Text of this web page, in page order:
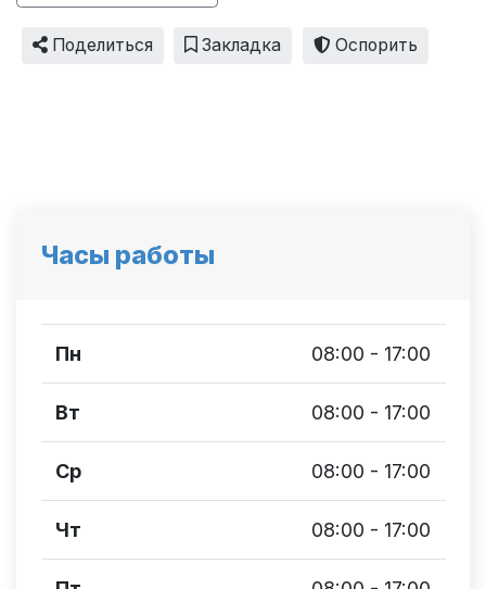
Поделиться Закладка Оспорить
Часы работы
Пн 08:00 - 17:00
Вт 08:00 - 17:00
Ср 08:00 - 17:00
Чт 08:00 - 17:00